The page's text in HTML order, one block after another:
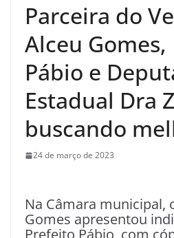
Parceira do
Alceu
Pábio e
Estadual Dra
buscando
24 de março de 2023
Na Câmara municipal,
Gomes apresentou